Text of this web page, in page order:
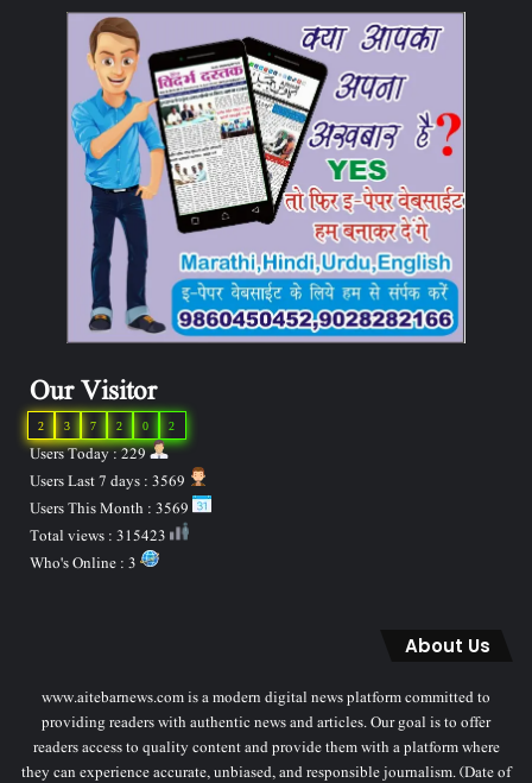
Our Visitor
2
0
2
7
3
2
Users Today : 229
About Us
www.aitebarnews.com is a modern digital news platform committed to
providing readers with authentic news and articles. Our goal is to offer
readers access to quality content and provide them with a platform where
they can experience accurate, unbiased, and responsible journalism. (Date of